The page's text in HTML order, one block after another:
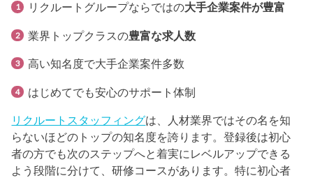
リクルートグループならではの大手企業案件が豊富
業界トップクラスの豊富な求人数
高い知名度で大手企業案件多数
はじめてでも安心のサポート体制
リクルートスタッフィングは、人材業界ではその名を知
らないほどのトップの知名度を誇ります。登録後は初心
者の方でも次のステップへと着実にレベルアップできる
よう段階に分けて、研修コースがあります。特に初心者